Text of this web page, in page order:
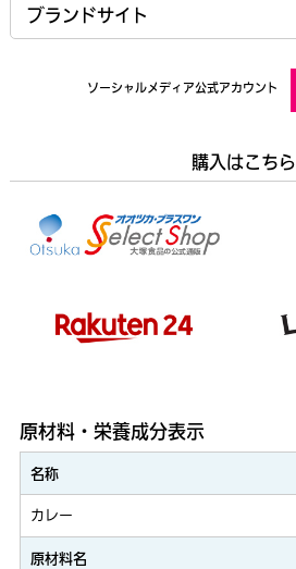
ブランドサイト
ソーシャルメディア公式アカウント
購入はこちら
原材料・栄養成分表示
名称
カレー
原材料名